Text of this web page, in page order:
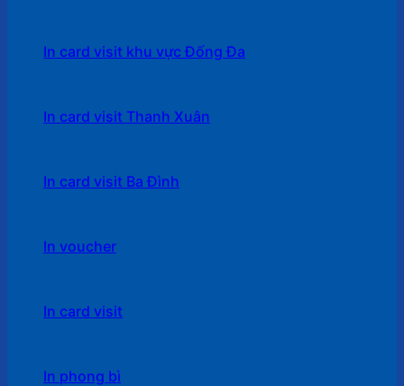
In card visit khu vực Đống Đa
In card visit Thanh Xuân
In card visit Ba Đình
In voucher
In card visit
In phong bì